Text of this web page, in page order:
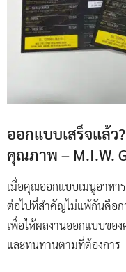
ออกแบบเสร็จแล้ว
คุณภาพ – M.I.W.
เมื่อคุณออกแบบเมนูอาหา
ต่อไปที่สำคัญไม่แพ้กันคือก
เพื่อให้ผลงานออกแบบขอ
และทนทานตามที่ต้องการ